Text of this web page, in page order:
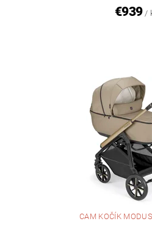
€939 /
CAM KOČÍK